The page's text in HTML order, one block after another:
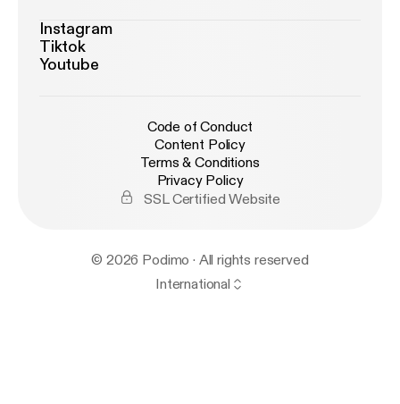
Instagram
Tiktok
Youtube
Code of Conduct
Content Policy
Terms & Conditions
Privacy Policy
SSL Certified Website
© 2026 Podimo · All rights reserved
International